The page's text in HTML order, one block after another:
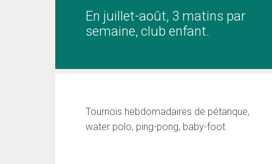
En juillet-août, 3 matins par
semaine, club enfant.
Tournois hebdomadaires de pétanque,
water polo, ping-pong, baby-foot